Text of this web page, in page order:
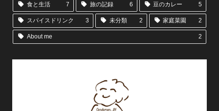
食と生活 7 旅の記録 6 豆のカレー 5
スパイスドリンク 3 未分類 2 家庭菜園 2
About me 2